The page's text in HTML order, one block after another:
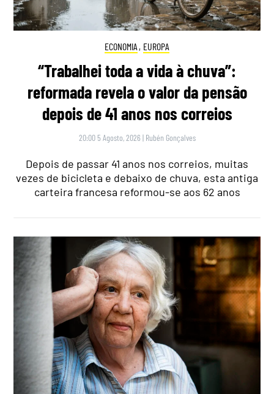
ECONOMIA , EUROPA
“Trabalhei toda a vida à chuva”:
reformada revela o valor da pensão
depois de 41 anos nos correios
20:00 5 Agosto, 2026 | Rubén Gonçalves
Depois de passar 41 anos nos correios, muitas
vezes de bicicleta e debaixo de chuva, esta antiga
carteira francesa reformou-se aos 62 anos